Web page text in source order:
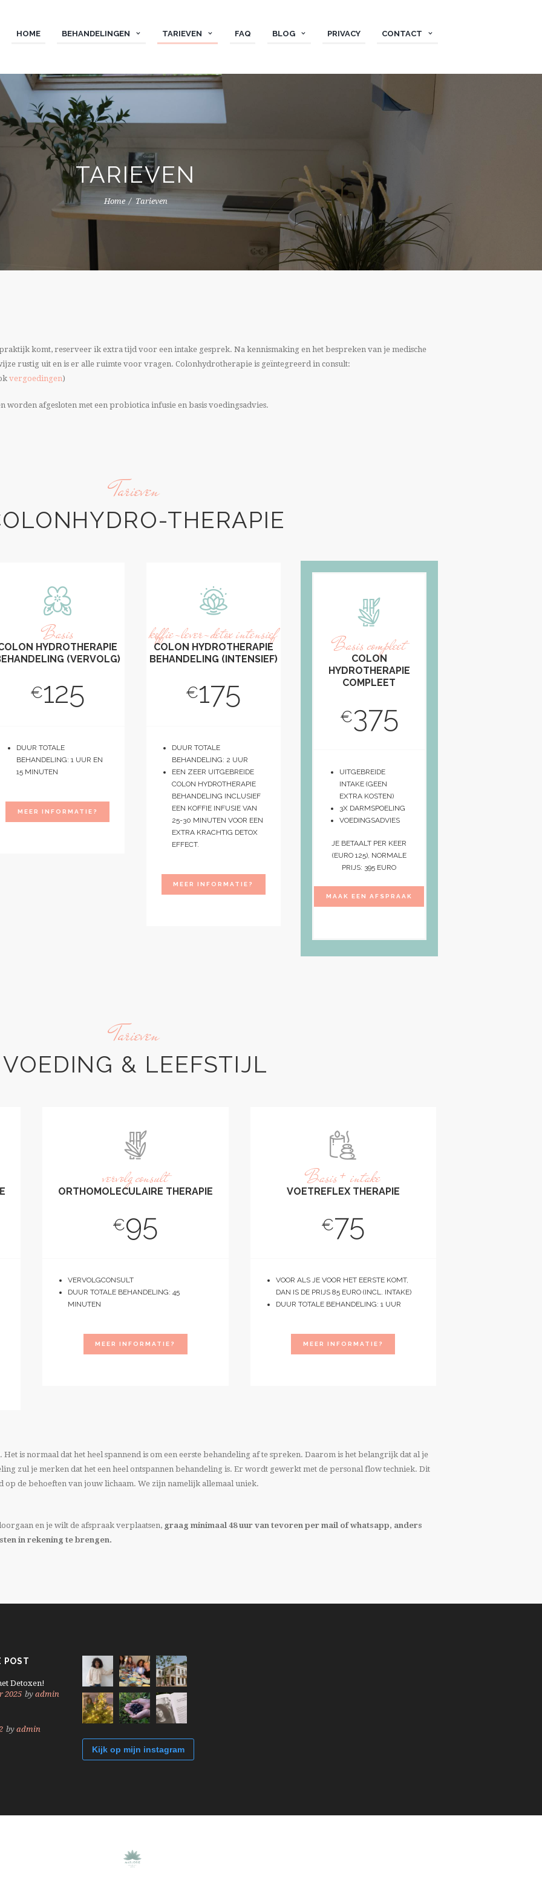
HOME BEHANDELINGEN TARIEVEN FAQ BLOG PRIVACY CONTACT
TARIEVEN
Home Tarieven
komt, reserveer ik extra tijd voor een intake gesprek. Na kennismaking en het bespreken van je medische
rustig uit en is er alle ruimte voor vragen. Colonhydrotherapie is geïntegreerd in consult:
vergoedingen)
afgesloten met een probiotica infusie en basis voedingsadvies.
Tarieven
THERAPIE
Basis
HYDROTHERAPIE
(VERVOLG)
€125
DUUR TOTALE
BEHANDELING: 1 UUR EN
15 MINUTEN
MEER INFORMATIE?
koffie-lever-detox intensief
COLON HYDROTHERAPIE
BEHANDELING (INTENSIEF)
€175
DUUR TOTALE
BEHANDELING: 2 UUR
EEN ZEER UITGEBREIDE
COLON HYDROTHERAPIE
BEHANDELING INCLUSIEF
EEN KOFFIE INFUSIE VAN
25-30 MINUTEN VOOR EEN
EXTRA KRACHTIG DETOX
EFFECT.
MEER INFORMATIE?
Basis compleet
COLON
HYDROTHERAPIE
COMPLEET
€375
UITGEBREIDE
INTAKE (GEEN
EXTRA KOSTEN)
3X DARMSPOELING
VOEDINGSADVIES
JE BETAALT PER KEER
(EURO 125), NORMALE
PRIJS: 395 EURO
MAAK EEN AFSPRAAK
Tarieven
VOEDING & LEEFSTIJL
vervolg consult
ORTHOMOLECULAIRE THERAPIE
€95
VERVOLGCONSULT
DUUR TOTALE BEHANDELING: 45
MINUTEN
MEER INFORMATIE?
Basis + intake
VOETREFLEX THERAPIE
€75
VOOR ALS JE VOOR HET EERSTE KOMT,
DAN IS DE PRIJS 85 EURO (INCL. INTAKE)
DUUR TOTALE BEHANDELING: 1 UUR
MEER INFORMATIE?
is normaal dat het heel spannend is om een eerste behandeling af te spreken. Daarom is het belangrijk dat al je
zul je merken dat het een heel ontspannen behandeling is. Er wordt gewerkt met de personal flow techniek. Dit
op de behoeften van jouw lichaam. We zijn namelijk allemaal uniek.
en je wilt de afspraak verplaatsen, graag minimaal 48 uur van tevoren per mail of whatsapp, anders
in rekening te brengen.
POST
Detoxen!
2025 by admin
by admin
Kijk op mijn instagram